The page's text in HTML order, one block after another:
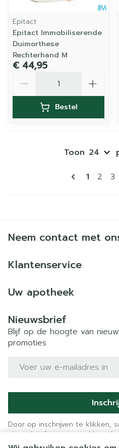
Epitact
Epitact Immobiliserende
Duimorthese
Rechterhand M
€ 44,95
Bestel
U lees
1 Pagina
2 3
Toon
Neem contact met
Klantenservice
Uw apotheek
Nieuwsbrief
Blijf op de hoogte van
promoties
E-mail adres
Door op inschrijven te klikken,
nieuwsbrief en gaat u akkoord